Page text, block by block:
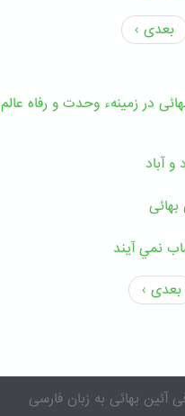
بعدی ›
در زمینهء وحدت و رفاه عالم
و آباد
نمي آيند
بعدی ›